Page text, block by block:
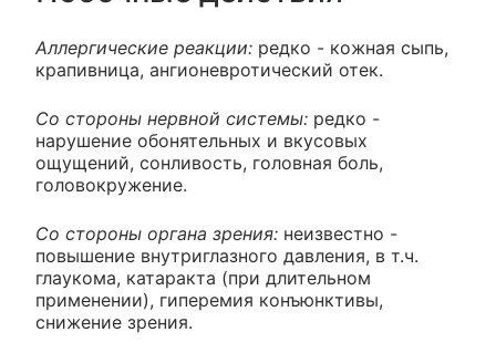
Аллергические реакции: редко - кожная сыпь,
крапивница, ангионевротический отек.
Со стороны нервной системы: редко -
нарушение обонятельных и вкусовых
ощущений, сонливость, головная боль,
головокружение.
Со стороны органа зрения: неизвестно -
повышение внутриглазного давления, в т.ч.
глаукома, катаракта (при длительном
применении), гиперемия конъюнктивы,
снижение зрения.